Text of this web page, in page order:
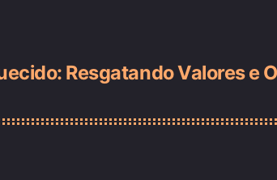
Resgatando Valores e